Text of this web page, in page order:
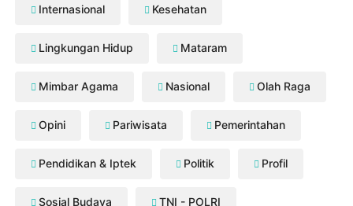
Internasional Kesehatan
Lingkungan Hidup Mataram
Mimbar Agama Nasional Olah Raga
Opini Pariwisata Pemerintahan
Pendidikan & Iptek Politik Profil
Sosial Budaya TNI - POLRI